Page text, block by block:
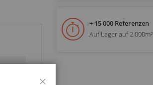
+ 15 000 Referenzen
Auf Lager auf 2 000m²